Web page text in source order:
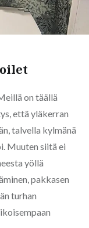
on täällä
että yläkerran
talvella kylmänä
Muuten siitä ei
yöllä
pakkasen
turhan